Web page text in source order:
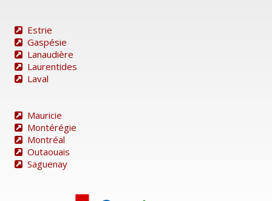
Estrie
Gaspésie
Lanaudière
Laurentides
Laval
Mauricie
Montérégie
Montréal
Outaouais
Saguenay